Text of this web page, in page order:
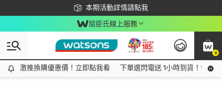
本期活動詳情請點我
下載app最高回饋$350
屈臣氏線上服務
0
激推換購優惠價！立即點我看
激推換購優惠價！立即點我看 下單選閃電送 1小時到貨！領神